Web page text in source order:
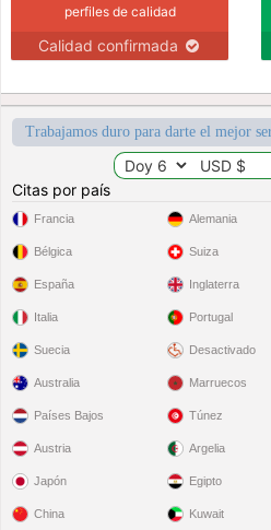
perfiles de calidad
Calidad confirmada
Trabajamos duro para darte el mejor
Citas por país
Francia
Bélgica
España
Italia
Suecia
Alemania
Suiza
Inglaterra
Portugal
Desactivado
Australia
Países Bajos
Austria
Japón
China
Marruecos
Túnez
Argelia
Egipto
Kuwait